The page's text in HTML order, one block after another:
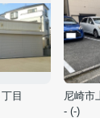
目
尼崎市
- (-)